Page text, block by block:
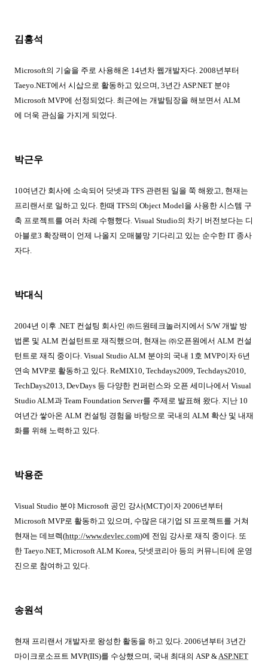
김홍석
Microsoft의 기술을 주로 사용해온 14년차 웹개발자다. 2008년부터
Taeyo.NET에서 시삽으로 활동하고 있으며, 3년간 ASP.NET 분야
Microsoft MVP에 선정되었다. 최근에는 개발팀장을 해보면서 ALM
에 더욱 관심을 가지게 되었다.
박근우
10여년간 회사에 소속되어 닷넷과 TFS 관련된 일을 쭉 해왔고, 현재는
프리랜서로 일하고 있다. 한때 TFS의 Object Model을 사용한 시스템 구
축 프로젝트를 여러 차례 수행했다. Visual Studio의 차기 버전보다는 디
아블로3 확장팩이 언제 나올지 오매불망 기다리고 있는 순수한 IT 종사
자다.
박대식
2004년 이후 .NET 컨설팅 회사인 ㈜드원테크놀러지에서 S/W 개발 방
법론 및 ALM 컨설턴트로 재직했으며, 현재는 ㈜오픈원에서 ALM 컨설
턴트로 재직 중이다. Visual Studio ALM 분야의 국내 1호 MVP이자 6년
연속 MVP로 활동하고 있다. ReMIX10, Techdays2009, Techdays2010,
TechDays2013, DevDays 등 다양한 컨퍼런스와 오픈 세미나에서 Visual
Studio ALM과 Team Foundation Server를 주제로 발표해 왔다. 지난 10
여년간 쌓아온 ALM 컨설팅 경험을 바탕으로 국내의 ALM 확산 및 내재
화를 위해 노력하고 있다.
박용준
Visual Studio 분야 Microsoft 공인 강사(MCT)이자 2006년부터
Microsoft MVP로 활동하고 있으며, 수많은 대기업 SI 프로젝트를 거쳐
현재는 데브렉(http://www.devlec.com)에 전임 강사로 재직 중이다. 또
한 Taeyo.NET, Microsoft ALM Korea, 닷넷코리아 등의 커뮤니티에 운영
진으로 참여하고 있다.
송원석
현재 프리랜서 개발자로 왕성한 활동을 하고 있다. 2006년부터 3년간
마이크로소프트 MVP(IIS)를 수상했으며, 국내 최대의 ASP &ASP.NET